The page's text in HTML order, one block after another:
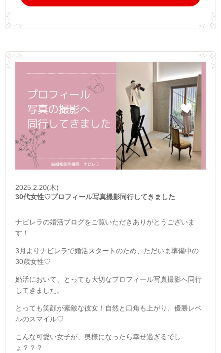
2025.2.20(木)
30代女性♡プロフィール写真撮影同行してきました
ナビレラの婚活ブログをご覧いただきありがとうございま
す！
3月よりナビレラで婚活スタートのため、ただいま準備中の
30歳女性♡
婚活において、とっても大切なプロフィール写真撮影へ同行
してきました。
とっても笑顔が素敵な彼女！自然と口角も上がり、優勝レベ
ルのスマイル♡
こんな可愛い女子が、奥様になったら幸せ過ぎるでし
ょ？？？